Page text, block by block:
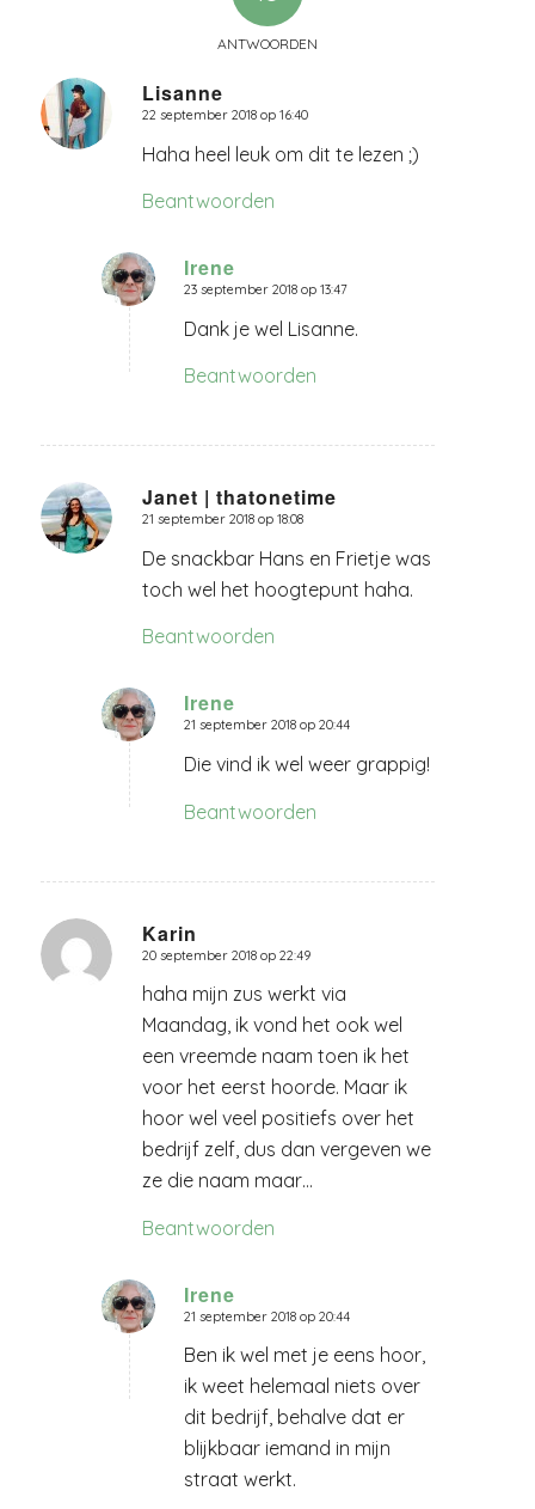
ANTWOORDEN
Lisanne
zegt:
22 september 2018 op 16:40
Haha heel leuk om dit te lezen ;)
Beantwoorden
Irene
zegt:
23 september 2018 op 13:47
Dank je wel Lisanne.
Beantwoorden
Janet | thatonetime
zegt:
21 september 2018 op 18:08
De snackbar Hans en Frietje was
toch wel het hoogtepunt haha.
Beantwoorden
Irene
zegt:
21 september 2018 op 20:44
Die vind ik wel weer grappig!
Beantwoorden
Karin
zegt:
20 september 2018 op 22:49
haha mijn zus werkt via
Maandag, ik vond het ook wel
een vreemde naam toen ik het
voor het eerst hoorde. Maar ik
hoor wel veel positiefs over het
bedrijf zelf, dus dan vergeven we
ze die naam maar…
Beantwoorden
Irene
zegt:
21 september 2018 op 20:44
Ben ik wel met je eens hoor,
ik weet helemaal niets over
dit bedrijf, behalve dat er
blijkbaar iemand in mijn
straat werkt.